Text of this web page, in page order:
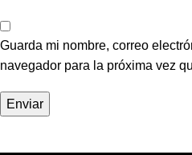
Guarda mi nombre, correo
navegador para la próxima vez